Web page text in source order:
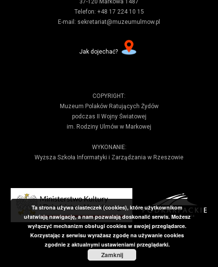
37-120 Markowa 1487
Telefon: +48 17 224 10 15
E-mail: sekretariat@muzeumulmow.pl
Jak dojechać?
COPYRIGHT:
Muzeum Polaków Ratujących Żydów
podczas II Wojny Światowej
im. Rodziny Ulmów w Markowej
WYKONANIE:
Wyższa Szkoła Informatyki i Zarządzania w Rzeszowie
Ta strona używa ciasteczek (cookies), które użytkownikom
ułatwiają nawigację, a nam pozwalają doskonalić serwis. Możesz
wyłączyć mechanizm obsługi cookies w swojej przeglądarce.
Korzystając z serwisu wyrażasz zgodę na używanie cookies
zgodnie z aktualnymi ustawieniami przeglądarki.
Zamknij